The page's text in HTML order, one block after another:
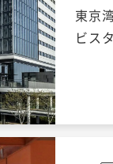
東京
ビス